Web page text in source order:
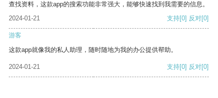
查找资料，这款app的搜索功能非常强大，能够快速找到我需要的信息。
2024-01-21
支持[0] 反对[0]
游客
这款app就像我的私人助理，随时随地为我的办公提供帮助。
2024-01-21 支持[0] 反对[0]